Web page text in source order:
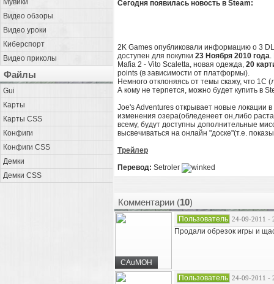
Мувики
Видео обзоры
Видео уроки
Киберспорт
Видео приколы
Файлы
Gui
Карты
Карты CSS
Конфиги
Конфиги CSS
Демки
Демки CSS
Сегодня появилась новость в Steam:
2K Games опубликовали информацию о 3
доступен для покупки 23 Ноября 2010 года.
Mafia 2 - Vito Scaletta, новая одежда, 20
points (в зависимости от платформы).
Немного отклоняясь от темы скажу, что 1C
А кому не терпется, можно будет купить в
Joe's Adventures открывает новые локации
изменения озера(обледенеет он,либо
всему, будут доступны дополнительные
высвечиваться на онлайн "доске"(т.е.
Трейлер
Перевод: Setroler
Комментарии (10)
CAuMOH
Пользователь 24-09-2011 -
Продали обрезок игры и
Пользователь 24-09-2011 -